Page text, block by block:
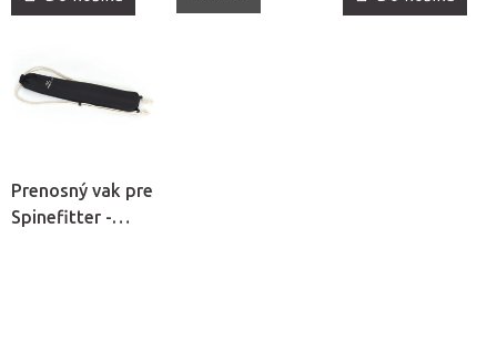
Prenosný vak pre
Spinefitter -